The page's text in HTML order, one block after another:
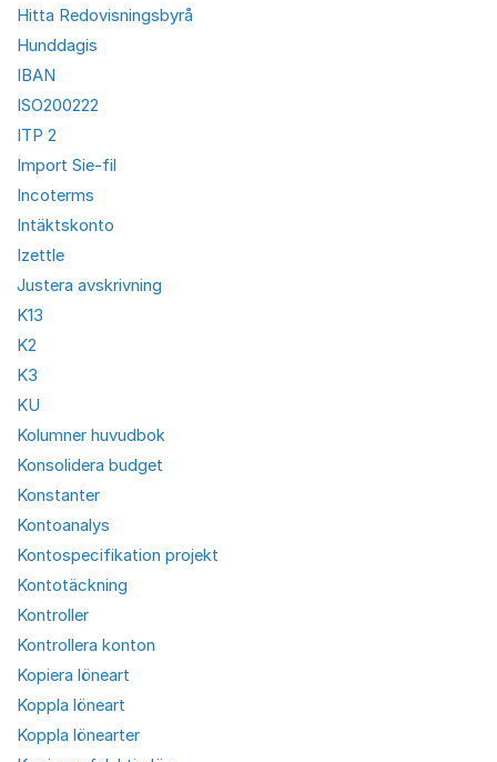
Hitta Redovisningsbyrå
Hunddagis
IBAN
ISO200222
ITP 2
Import Sie-fil
Incoterms
Intäktskonto
Izettle
Justera avskrivning
K13
K2
K3
KU
Kolumner huvudbok
Konsolidera budget
Konstanter
Kontoanalys
Kontospecifikation projekt
Kontotäckning
Kontroller
Kontrollera konton
Kopiera löneart
Koppla löneart
Koppla lönearter